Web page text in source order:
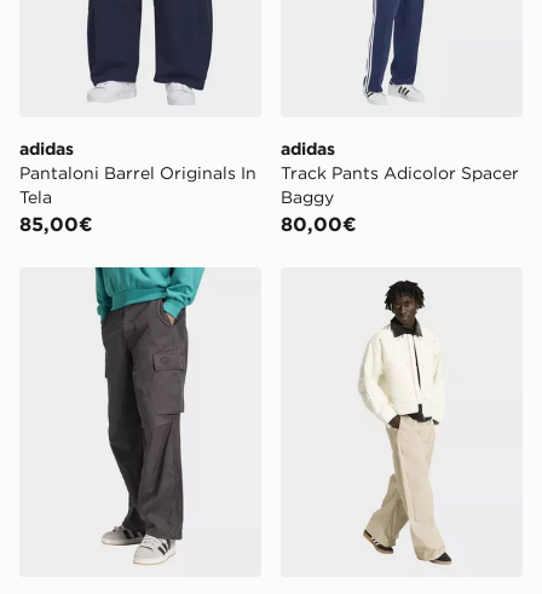
adidas
Pantaloni Barrel Originals In
Tela
85,00€
adidas
Track Pants Adicolor Spacer
Baggy
80,00€
adidas Pantaloni 90s Alternative Sport Washed Cargo
adidas Pantaloni Larghi